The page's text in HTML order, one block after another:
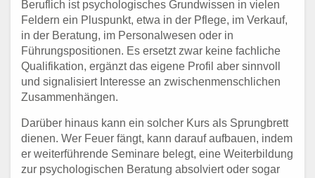
Beruflich ist psychologisches Grundwissen in vielen
Feldern ein Pluspunkt, etwa in der Pflege, im Verkauf,
in der Beratung, im Personalwesen oder in
Führungspositionen. Es ersetzt zwar keine fachliche
Qualifikation, ergänzt das eigene Profil aber sinnvoll
und signalisiert Interesse an zwischenmenschlichen
Zusammenhängen.
Darüber hinaus kann ein solcher Kurs als Sprungbrett
dienen. Wer Feuer fängt, kann darauf aufbauen, indem
er weiterführende Seminare belegt, eine Weiterbildung
zur psychologischen Beratung absolviert oder sogar